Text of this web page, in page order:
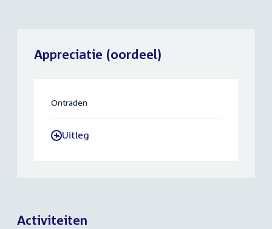
Appreciatie (oordeel)
Ontraden
-Uitleg
Activiteiten